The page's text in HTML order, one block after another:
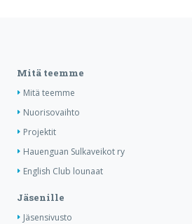
Mitä teemme
Mitä teemme
Nuorisovaihto
Projektit
Hauenguan Sulkaveikot ry
English Club lounaat
Jäsenille
Jäsensivusto